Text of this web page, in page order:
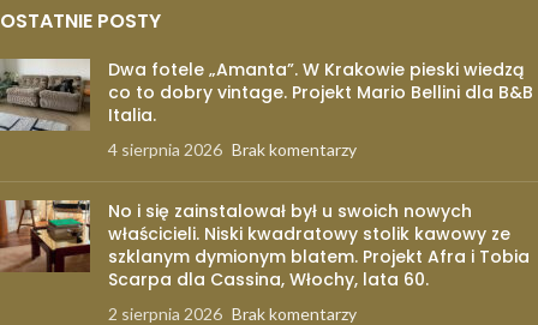
OSTATNIE POSTY
Dwa fotele „Amanta”. W Krakowie pieski wiedzą
co to dobry vintage. Projekt Mario Bellini dla B&B
Italia.
4 sierpnia 2026 Brak komentarzy
No i się zainstalował był u swoich nowych
właścicieli. Niski kwadratowy stolik kawowy ze
szklanym dymionym blatem. Projekt Afra i Tobia
Scarpa dla Cassina, Włochy, lata 60.
2 sierpnia 2026 Brak komentarzy